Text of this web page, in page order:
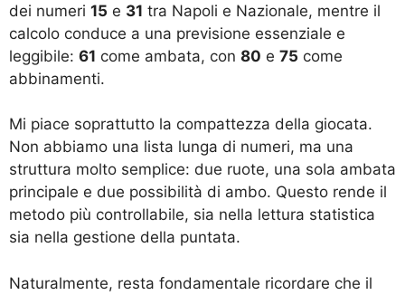
dei numeri 15 e 31 tra Napoli e Nazionale, mentre il
calcolo conduce a una previsione essenziale e
leggibile: 61 come ambata, con 80 e 75 come
abbinamenti.
Mi piace soprattutto la compattezza della giocata.
Non abbiamo una lista lunga di numeri, ma una
struttura molto semplice: due ruote, una sola ambata
principale e due possibilità di ambo. Questo rende il
metodo più controllabile, sia nella lettura statistica
sia nella gestione della puntata.
Naturalmente, resta fondamentale ricordare che il